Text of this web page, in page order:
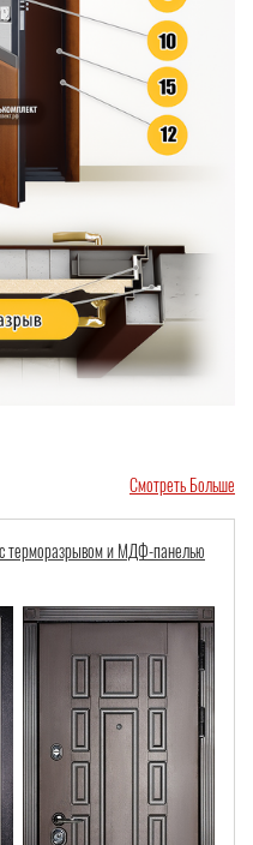
Смотреть Больше
с терморазрывом и МДФ-панелью